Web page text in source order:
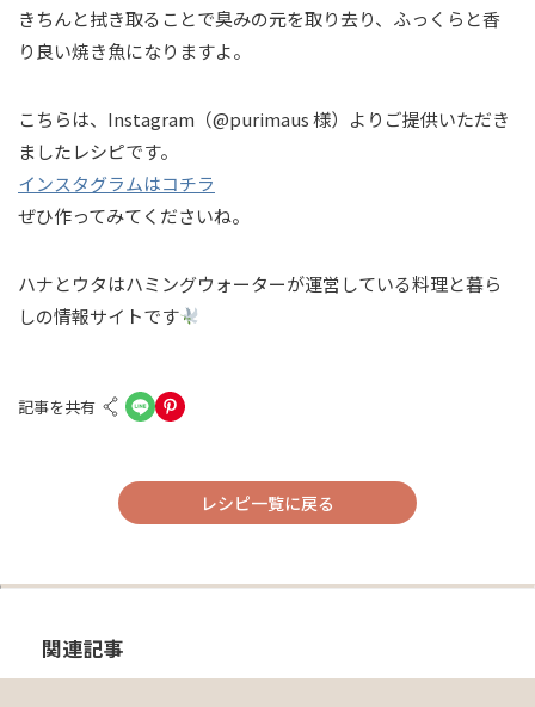
きちんと拭き取ることで臭みの元を取り去り、ふっくらと香
り良い焼き魚になりますよ。
こちらは、Instagram（@purimaus 様）よりご提供いただき
ましたレシピです。
インスタグラムはコチラ
ぜひ作ってみてくださいね。
ハナとウタはハミングウォーターが運営している料理と暮ら
しの情報サイトです
記事を共有
レシピ一覧に戻る
関連記事